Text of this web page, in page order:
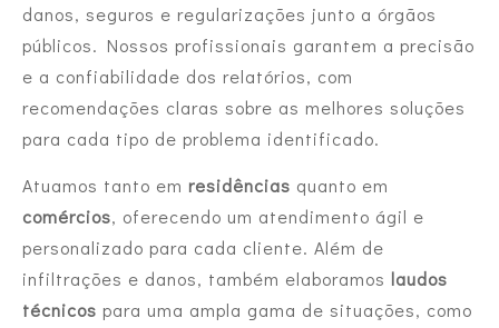
danos, seguros e regularizações junto a órgãos
públicos. Nossos profissionais garantem a precisão
e a confiabilidade dos relatórios, com
recomendações claras sobre as melhores soluções
para cada tipo de problema identificado.
Atuamos tanto em residências quanto em
comércios, oferecendo um atendimento ágil e
personalizado para cada cliente. Além de
infiltrações e danos, também elaboramos laudos
técnicos para uma ampla gama de situações, como